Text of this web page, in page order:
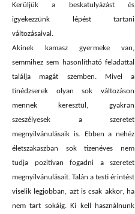
Kerüljük a beskatulyázást és
igyekezzünk lépést tartani
változásaival.
Akinek kamasz gyermeke van,
semmihez sem hasonlítható feladattal
találja magát szemben. Mivel a
tinédzserek olyan sok változáson
mennek keresztül, gyakran
szeszélyesek a szeretet
megnyilvánulásaik is. Ebben a nehéz
életszakaszban sok tizenéves nem
tudja pozitívan fogadni a szeretet
megnyilvánulásait. Talán a testi érintést
viselik legjobban, azt is csak akkor, ha
nem tart sokáig. Ki kell használnunk